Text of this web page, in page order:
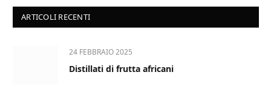
ARTICOLI RECENTI
24 FEBBRAIO 2025
Distillati di frutta africani